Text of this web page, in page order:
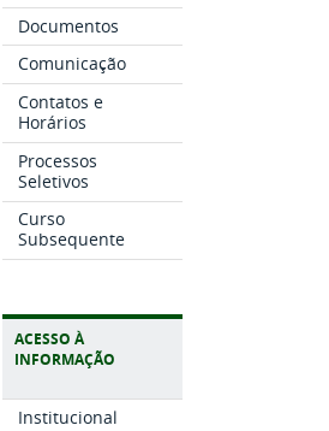
Documentos
Comunicação
Contatos e
Horários
Processos
Seletivos
Curso
Subsequente
ACESSO À
INFORMAÇÃO
Institucional